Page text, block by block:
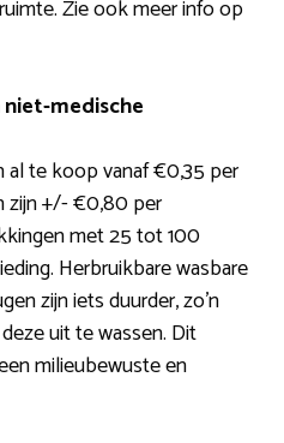
Zie ook meer info op
medische
al te koop vanaf €0,35 per
zijn +/- €0,80 per
met 25 tot 100
Herbruikbare wasbare
zijn iets duurder, zo’n
uit te wassen. Dit
milieubewuste en